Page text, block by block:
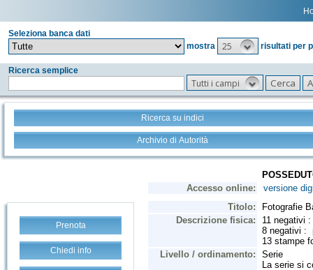
Seleziona banca dati
mostra
25 risultati per
Ricerca semplice
Tutti i campi
Ricerca su indici
Archivio di Autorità
Prenota
Chiedi info